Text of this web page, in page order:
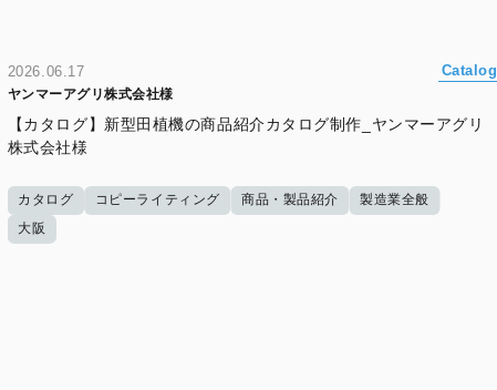
2026.06.17 Catalog
ヤンマーアグリ株式会社様
【カタログ】新型田植機の商品紹介カタログ制作_ヤンマーアグリ
株式会社様
カタログ コピーライティング 商品・製品紹介
製造業全般
大阪